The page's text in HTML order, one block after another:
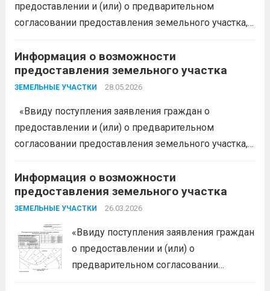
предоставлении и (или) о предварительном
согласовании предоставления земельного участка,
Белореченский муниципальный район
Краснодарского края в соответствии с пп. 1 п. 1 ст.
39.18 ЗК РФ информирует о возможности
Информация о возможности
предоставления земельного участка
ЗЕМЕЛЬНЫЕ УЧАСТКИ 28.05.2026
«Ввиду поступления заявления граждан о
предоставлении и (или) о предварительном
согласовании предоставления земельного участка,
Белореченский муниципальный район
Краснодарского края в соответствии с пп. 1 п. 1 ст.
39.18 ЗК РФ информирует о возможности
предоставления следующего земельного...
дальше
Информация о возможности
предоставления земельного участка
ЗЕМЕЛЬНЫЕ УЧАСТКИ 26.03.2026
«Ввиду поступления заявления граждан
о предоставлении и (или) о
предварительном согласовании